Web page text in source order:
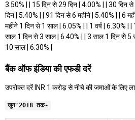
3.50% | | 15 दिन से 29 दिन | 4.00% | | 30 दिन
दिन | 5.40% | | 91 दिन से 6 महीने | 5.40% | | 6
महीने 1 दिन से 1 साल | 6.05% | | 1 वर्ष | 6.30% | |
साल 1 दिन से 3 साल | 6.40% | | 3 साल 1 दिन से 5
10 साल | 6.30% |
बैंक ऑफ इंडिया की एफडी दरें
उपरोक्त दरें INR 1 करोड़ से नीचे की जमाओं के लिए
जून'2018 तक-